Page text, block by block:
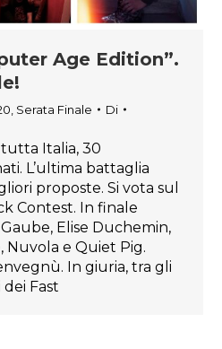
Age Edition”.
Serata Finale
Di
Italia, 30
L’ultima battaglia
proposte. Si vota sul
Contest. In finale
Elise Duchemin,
Nuvola e Quiet Pig.
In giuria, tra gli
Fast